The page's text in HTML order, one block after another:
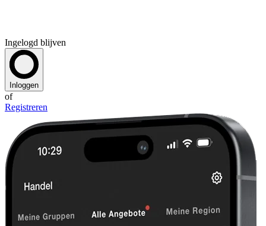
Ingelogd blijven
Inloggen
of
Registreren